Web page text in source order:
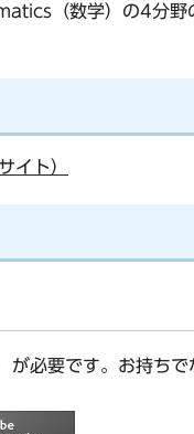
（数学）の4分野
イト）
要です。お持ちで